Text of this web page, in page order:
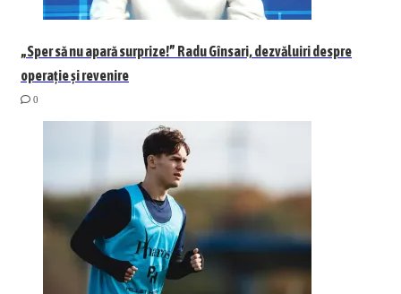
„Sper să nu apară surprize!” Radu Gînsari, dezvăluiri despre
operație și revenire
0